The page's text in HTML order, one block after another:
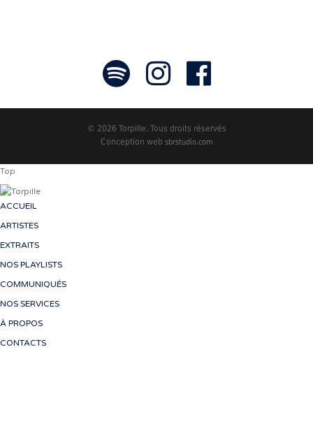
© 2026 Torpille. Tous droits réservés
Conception web sbrstudio.com
Top
ACCUEIL
ARTISTES
EXTRAITS
NOS PLAYLISTS
COMMUNIQUÉS
NOS SERVICES
À PROPOS
CONTACTS